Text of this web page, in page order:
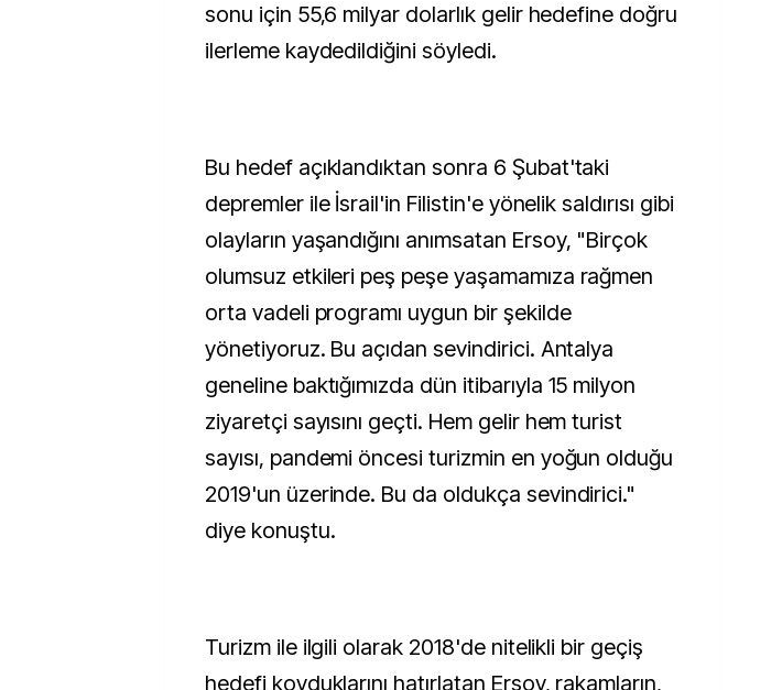
sonu için 55,6 milyar dolarlık gelir hedefine doğru
ilerleme kaydedildiğini söyledi.
Bu hedef açıklandıktan sonra 6 Şubat'taki
depremler ile İsrail'in Filistin'e yönelik saldırısı gibi
olayların yaşandığını anımsatan Ersoy, "Birçok
olumsuz etkileri peş peşe yaşamamıza rağmen
orta vadeli programı uygun bir şekilde
yönetiyoruz. Bu açıdan sevindirici. Antalya
geneline baktığımızda dün itibarıyla 15 milyon
ziyaretçi sayısını geçti. Hem gelir hem turist
sayısı, pandemi öncesi turizmin en yoğun olduğu
2019'un üzerinde. Bu da oldukça sevindirici."
diye konuştu.
Turizm ile ilgili olarak 2018'de nitelikli bir geçiş
hedefi koyduklarını hatırlatan Ersoy, rakamların,